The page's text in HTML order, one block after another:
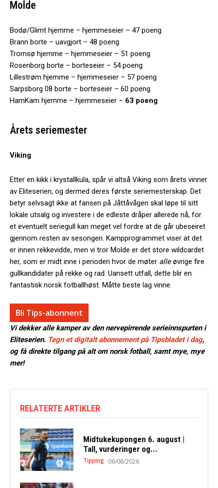
Molde
Bodø/Glimt hjemme – hjemmeseier – 47 poeng
Brann borte – uavgjort – 48 poeng
Tromsø hjemme – hjemmeseier – 51 poeng
Rosenborg borte – borteseier – 54 poeng
Lillestrøm hjemme – hjemmeseier – 57 poeng
Sarpsborg 08 borte – borteseier – 60 poeng
HamKam hjemme – hjemmeseier – 63 poeng
Årets seriemester
Viking
Etter en kikk i krystallkula, spår vi altså Viking som årets vinner
av Eliteserien, og dermed deres første seriemesterskap. Det
betyr selvsagt ikke at fansen på Jåttåvågen skal løpe til sitt
lokale utsalg og investere i de edleste dråper allerede nå, for
et eventuelt seriegull kan meget vel fordre at de går ubeseiret
gjennom resten av sesongen. Kampprogrammet viser at det
er innen rekkevidde, men vi tror Molde er det store wildcardet
her, som er midt inne i perioden hvor de møter alleøvrige fire
gullkandidater på rekke og rad. Uansett utfall, dette blir en
fantastisk norsk fotballhøst. Måtte beste lag vinne.
Bli Tips-abonnent
Vi dekker alle kamper av den nervepirrende serieinnspurten i
Eliteserien. Tegn et digitalt abonnement på Tipsbladet i dag,
og få direkte tilgang på alt om norsk fotball, samt mye, mye
mer!
RELATERTE ARTIKLER
Midtukekupongen 6. august |
Tall, vurderinger og...
Tipping 06/08/2026